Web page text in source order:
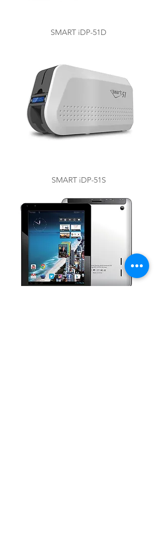
SMART iDP-51D
SMART iDP-51S